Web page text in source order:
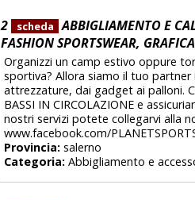
2 scheda ABBIGLIAMENTO E
FASHION SPORTSWEAR,
Organizzi un camp estivo oppure
sportiva? Allora siamo il tuo
attrezzature, dai gadget ai palloni.
BASSI IN CIRCOLAZIONE e
nostri servizi potete collegarvi alla
www.facebook.com/
Provincia: salerno
Categoria: Abbigliamento e